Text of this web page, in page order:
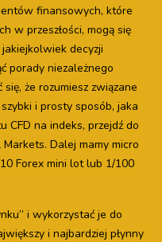
finansowych, które
w przeszłości, mogą się
decyzji
porady niezależnego
że rozumiesz związane
i prosty sposób, jaka
na indeks, przejdź do
Dalej mamy micro
Forex mini lot lub 1/100
i wykorzystać je do
i najbardziej płynny